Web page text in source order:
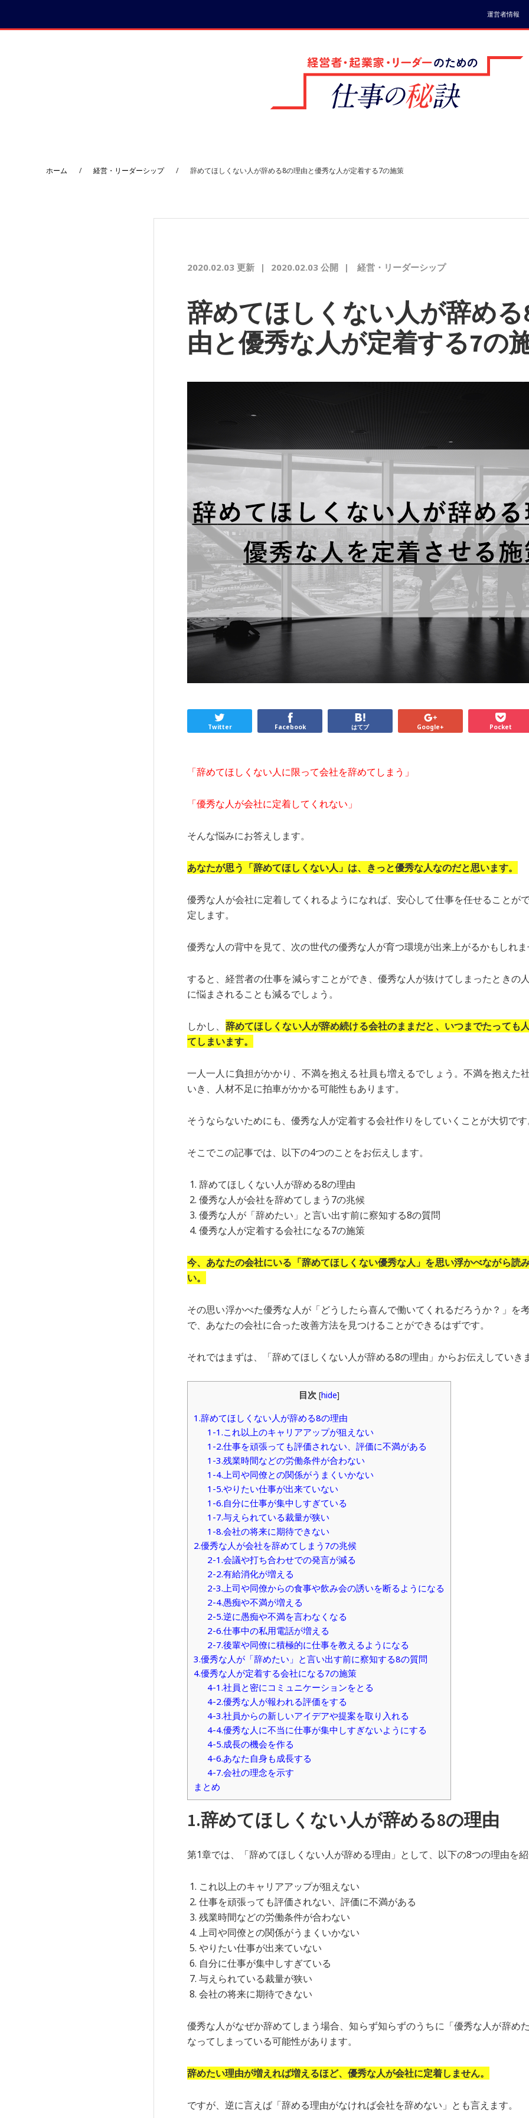
ン
ラ
運営者情報
ホーム / 経営・リーダーシップ / 辞めてほしくない人が辞める8の理由と優秀な人が定着する7の施策
2020.02.03 更新 | 2020.02.03 公開 | 経営・リーダーシップ
辞めてほしくない人が辞め
由と優秀な人が定着する7の
Twitter Facebook はてブ Google+ Pocket
「辞めてほしくない人に限って会社を辞めてしまう」
「優秀な人が会社に定着してくれない」
そんな悩みにお答えします。
あなたが思う「辞めてほしくない人」は、きっと優秀な人なのだと思います。
優秀な人が会社に定着してくれるようになれば、安心して仕事を任せることが
定します。
優秀な人の背中を見て、次の世代の優秀な人が育つ環境が出来上がるかもしれ
すると、経営者の仕事を減らすことができ、優秀な人が抜けてしまったときの
に悩まされることも減るでしょう。
しかし、 辞めてほしくない人が辞め続ける会社のままだと、いつまでたっても
てしまいます。
一人一人に負担がかかり、不満を抱える社員も増えるでしょう。不満を抱えた
いき、人材不足に拍車がかかる可能性もあります。
そうならないためにも、優秀な人が定着する会社作りをしていくことが大切で
そこでこの記事では、以下の4つのことをお伝えします。
辞めてほしくない人が辞める8の理由
優秀な人が会社を辞めてしまう7の兆候
優秀な人が「辞めたい」と言い出す前に察知する8の質問
優秀な人が定着する会社になる7の施策
今、あなたの会社にいる「辞めてほしくない優秀な人」を思い浮かべながら読
い。
その思い浮かべた優秀な人が「どうしたら喜んで働いてくれるだろうか？」を
で、あなたの会社に合った改善方法を見つけることができるはずです。
それではまずは、「辞めてほしくない人が辞める8の理由」からお伝えしていき
目次 [hide]
1.辞めてほしくない人が辞める8の理由
1-1.これ以上のキャリアアップが狙えない
1-2.仕事を頑張っても評価されない、評価に不満がある
1-3.残業時間などの労働条件が合わない
1-4.上司や同僚との関係がうまくいかない
1-5.やりたい仕事が出来ていない
1-6.自分に仕事が集中しすぎている
1-7.与えられている裁量が狭い
1-8.会社の将来に期待できない
2.優秀な人が会社を辞めてしまう7の兆候
2-1.会議や打ち合わせでの発言が減る
2-2.有給消化が増える
2-3.上司や同僚からの食事や飲み会の誘いを断るようになる
2-4.愚痴や不満が増える
2-5.逆に愚痴や不満を言わなくなる
2-6.仕事中の私用電話が増える
2-7.後輩や同僚に積極的に仕事を教えるようになる
3.優秀な人が「辞めたい」と言い出す前に察知する8の質問
4.優秀な人が定着する会社になる7の施策
4-1.社員と密にコミュニケーションをとる
4-2.優秀な人が報われる評価をする
4-3.社員からの新しいアイデアや提案を取り入れる
4-4.優秀な人に不当に仕事が集中しすぎないようにする
4-5.成長の機会を作る
4-6.あなた自身も成長する
4-7.会社の理念を示す
まとめ
1.辞めてほしくない人が辞める8の理由
第1章では、「辞めてほしくない人が辞める理由」として、以下の8つの理由を
これ以上のキャリアアップが狙えない
仕事を頑張っても評価されない、評価に不満がある
残業時間などの労働条件が合わない
上司や同僚との関係がうまくいかない
やりたい仕事が出来ていない
自分に仕事が集中しすぎている
与えられている裁量が狭い
会社の将来に期待できない
優秀な人がなぜか辞めてしまう場合、知らず知らずのうちに「優秀な人が辞め
なってしまっている可能性があります。
辞めたい理由が増えれば増えるほど、優秀な人が会社に定着しません。
ですが、逆に言えば「辞める理由がなければ会社を辞めない」とも言えます。